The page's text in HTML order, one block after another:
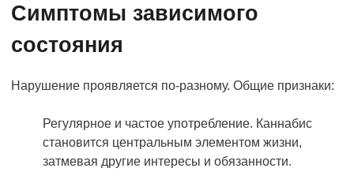
Симптомы зависимого
состояния
Нарушение проявляется по-разному. Общие признаки:
Регулярное и частое употребление. Каннабис
становится центральным элементом жизни,
затмевая другие интересы и обязанности.